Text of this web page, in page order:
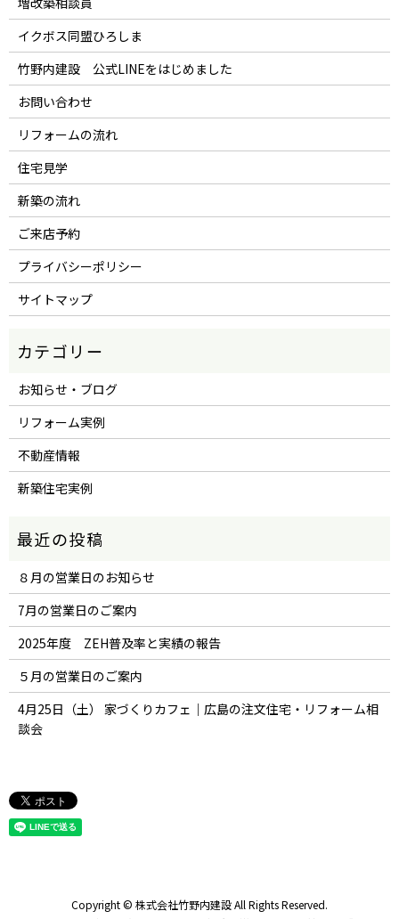
イクボス同盟ひろしま
竹野内建設 公式LINEをはじめました
お問い合わせ
リフォームの流れ
住宅見学
新築の流れ
ご来店予約
プライバシーポリシー
サイトマップ
お知らせ・ブログ
リフォーム実例
不動産情報
新築住宅実例
８月の営業日のお知らせ
7月の営業日のご案内
2025年度 ZEH普及率と実績の報告
５月の営業日のご案内
4月25日（土） 家づくりカフェ｜広島の注文住宅・リフォーム相
談会
Copyright © 株式会社竹野内建設 All Rights Reserved.